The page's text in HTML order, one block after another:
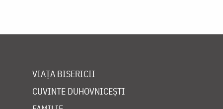
VIAȚA BISERICII
CUVINTE DUHOVNICEȘTI